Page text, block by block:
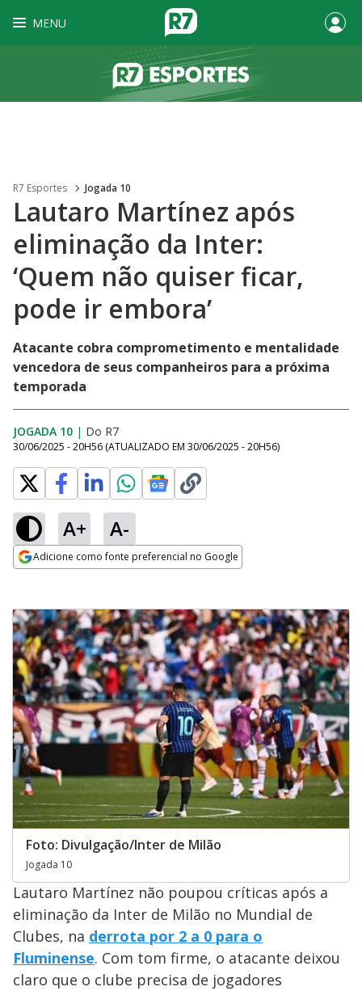
MENU
R7 Esportes Jogada 10
Lautaro Martínez após
eliminação da Inter:
‘Quem não quiser ficar,
pode ir embora’
Atacante cobra comprometimento e mentalidade
vencedora de seus companheiros para a próxima
temporada
JOGADA 10 | Do R7
30/06/2025 - 20H56 (ATUALIZADO EM 30/06/2025 - 20H56)
A+ A-
Adicione como fonte preferencial no Google
Foto: Divulgação/Inter de Milão
Jogada 10
Lautaro Martínez não poupou críticas após a
eliminação da Inter de Milão no Mundial de
Clubes, na derrota por 2 a 0 para o
Fluminense. Com tom firme, o atacante deixou
claro que o clube precisa de jogadores